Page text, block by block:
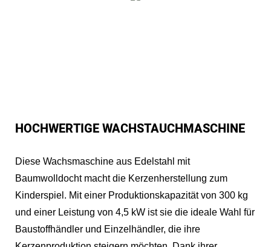
HOCHWERTIGE WACHSTAUCHMASCHINE
Diese Wachsmaschine aus Edelstahl mit
Baumwolldocht macht die Kerzenherstellung zum
Kinderspiel. Mit einer Produktionskapazität von 300 kg
und einer Leistung von 4,5 kW ist sie die ideale Wahl für
Baustoffhändler und Einzelhändler, die ihre